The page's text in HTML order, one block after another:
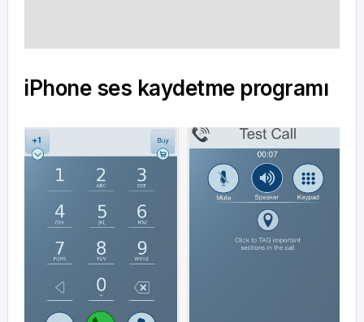
iPhone ses kaydetme programı